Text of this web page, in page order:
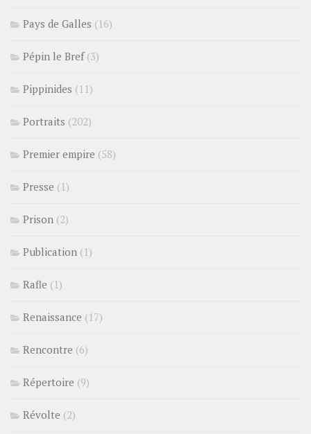
Pays de Galles (16)
Pépin le Bref(3)
Pippinides (11)
Portraits (202)
Premier empire (58)
Presse (1)
Prison (2)
Publication (1)
Rafle (1)
Renaissance (17)
Rencontre (6)
Répertoire (9)
Révolte (2)